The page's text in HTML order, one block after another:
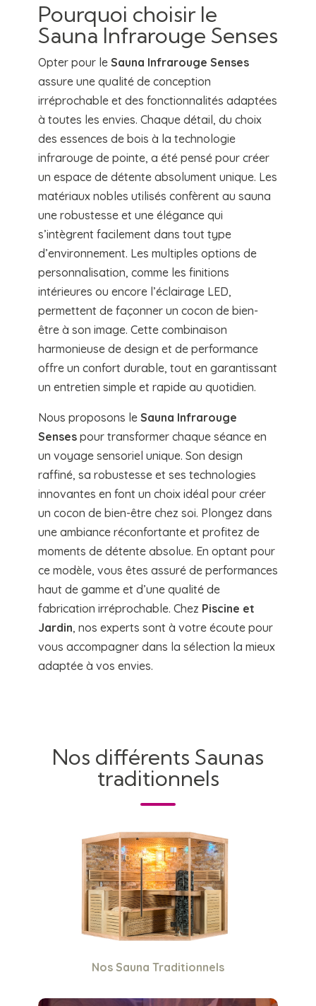
Pourquoi choisir le
Sauna Infrarouge Senses
Opter pour le Sauna Infrarouge Senses
assure une qualité de conception
irréprochable et des fonctionnalités adaptées
à toutes les envies. Chaque détail, du choix
des essences de bois à la technologie
infrarouge de pointe, a été pensé pour créer
un espace de détente absolument unique. Les
matériaux nobles utilisés confèrent au sauna
une robustesse et une élégance qui
s’intègrent facilement dans tout type
d’environnement. Les multiples options de
personnalisation, comme les finitions
intérieures ou encore l’éclairage LED,
permettent de façonner un cocon de bien-
être à son image. Cette combinaison
harmonieuse de design et de performance
offre un confort durable, tout en garantissant
un entretien simple et rapide au quotidien.
Nous proposons le Sauna Infrarouge
Sensespour transformer chaque séance en
un voyage sensoriel unique. Son design
raffiné, sa robustesse et ses technologies
innovantes en font un choix idéal pour créer
un cocon de bien-être chez soi. Plongez dans
une ambiance réconfortante et profitez de
moments de détente absolue. En optant pour
ce modèle, vous êtes assuré de performances
haut de gamme et d’une qualité de
fabrication irréprochable. Chez Piscine et
Jardin, nos experts sont à votre écoute pour
vous accompagner dans la sélection la mieux
adaptée à vos envies.
Nos différents Saunas
traditionnels
Nos Sauna Traditionnels